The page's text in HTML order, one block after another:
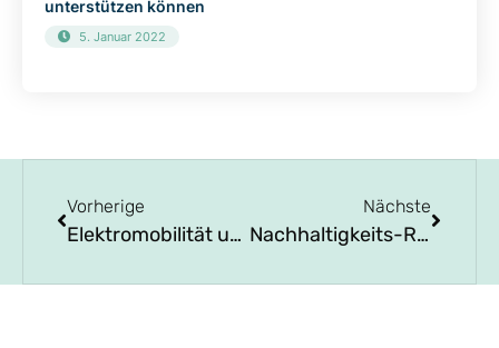
unterstützen können
5. Januar 2022
Vorherige
Elektromobilität und Steuern: So profitieren Privatpersonen und Unternehmen vom E-Auto
Nächste
Nachhaltigkeits-Reporting und Steuerberatung – Ein Blick nach vorne